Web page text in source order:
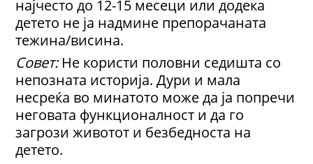
најчесто до 12-15 месеци или додека
детето не ја надмине препорачаната
тежина/висина.
Совет:Не користи половни седишта со
непозната историја. Дури и мала
несреќа во минатото може да ја попречи
неговата функционалност и да го
загрози животот и безбедноста на
детето.